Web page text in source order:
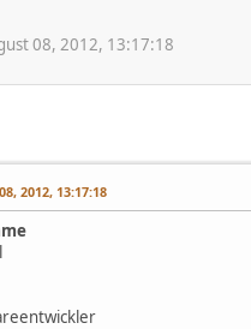
08, 2012, 13:17:18
2012, 13:17:18